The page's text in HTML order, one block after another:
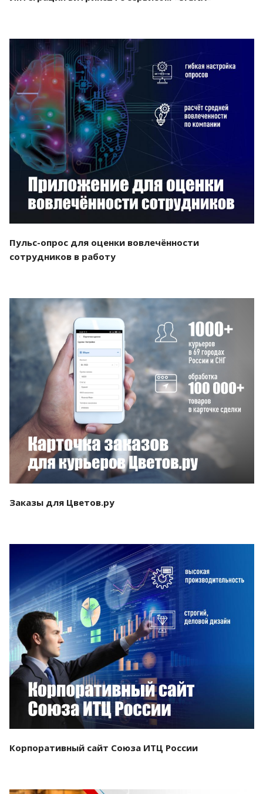
Смотреть проект
Пульс-опрос для оценки вовлечённости
сотрудников в работу
Смотреть проект
Заказы для Цветов.ру
Смотреть проект
Корпоративный сайт Союза ИТЦ России